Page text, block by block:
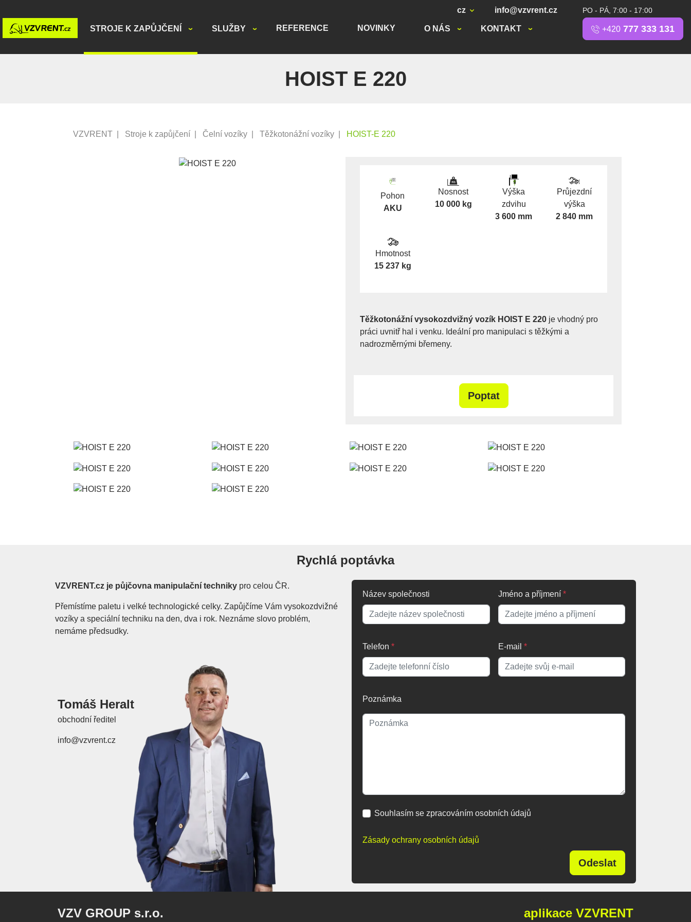
STROJE K ZAPŮJČENÍ SLUŽBY REFERENCE NOVINKY O NÁS KONTAKT
cz info@vzvrent.cz PO - PÁ, 7:00 - 17:00
+420 777 333 131
HOIST E 220
VZVRENT Stroje k zapůjčení Čelní vozíky Těžkotonážní vozíky HOIST-E 220
Pohon
AKU
Nosnost
10 000 kg
Výška
zdvihu
3 600 mm
Průjezdní
výška
2 840 mm
Hmotnost
15 237 kg
Těžkotonážní vysokozdvižný vozík HOIST E 220 je vhodný pro
práci uvnitř hal i venku. Ideální pro manipulaci s těžkými a
nadrozměrnými břemeny.
Poptat
Rychlá poptávka
VZVRENT.cz je půjčovna manipulační techniky pro celou ČR.
Přemístíme paletu i velké technologické celky. Zapůjčíme Vám vysokozdvižné
vozíky a speciální techniku na den, dva i rok. Neznáme slovo problém,
nemáme předsudky.
Tomáš Heralt
obchodní ředitel
info@vzvrent.cz
Název společnosti Jméno a příjmení *
Telefon * E-mail *
Poznámka
Souhlasím se zpracováním osobních údajů
Zásady ochrany osobních údajů
Odeslat
VZV GROUP s.r.o. aplikace VZVRENT